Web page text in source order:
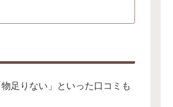
足りない」といった口コミも